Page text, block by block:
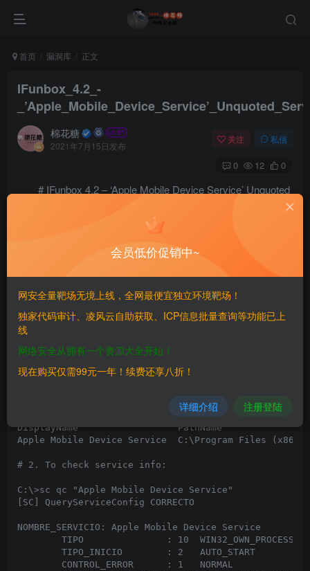
首页 漏洞库 正文
IFunbox_4.2_-
棉花糖
2021年7月15日发布
关注 私信
0 12 0
# IFunbox 4.2 – ‘Apple Mobile Device Service’ Unquoted
# Date: 2021-06-18
# Vendor Homepage: https://www.i-funbox.com/en/
# Software Link: https://www.i-funbox.com/download/
# Version: 4.2
# Service File Version: 486.0.2.23
# Tested on: Windows 10 Pro x64 es
# 1. To find the unquoted service path vulnerability
C:\>wmic service where 'name like "%Apple Mobile
DisplayName                  PathName
Apple Mobile Device Service  C:\Program Files
# 2. To check service info:
C:\>sc qc "Apple Mobile Device Service"
[SC] QueryServiceConfig CORRECTO
NOMBRE_SERVICIO: Apple Mobile Device Service
        TIPO               : 10  WIN32_OWN_PROCESS
        TIPO_INICIO        : 2   AUTO_START
        CONTROL_ERROR      : 1   NORMAL
会员低价促销中~
网安全量靶场无境上线，全网最便宜独立环境靶场！
独家代码审计、凌风云自助获取、ICP信息批量查询等功能已上
线
网络安全从拥有一个资源大全开始！
现在购买仅需99元一年！续费还享八折！
详细介绍 注册登陆